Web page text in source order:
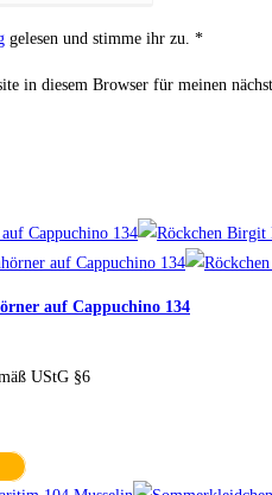
gelesen und stimme ihr zu. *
in diesem Browser für meinen
auf Cappuchino 134
UStG §6